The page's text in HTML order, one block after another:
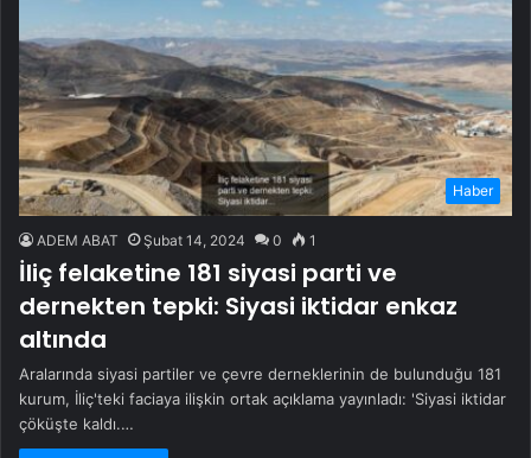
Haber
ADEM ABAT Şubat 14, 2024 0 1
İliç felaketine 181 siyasi parti ve
dernekten tepki: Siyasi iktidar enkaz
altında
Aralarında siyasi partiler ve çevre derneklerinin de bulunduğu 181
kurum, İliç'teki faciaya ilişkin ortak açıklama yayınladı: 'Siyasi iktidar
çöküşte kaldı.…